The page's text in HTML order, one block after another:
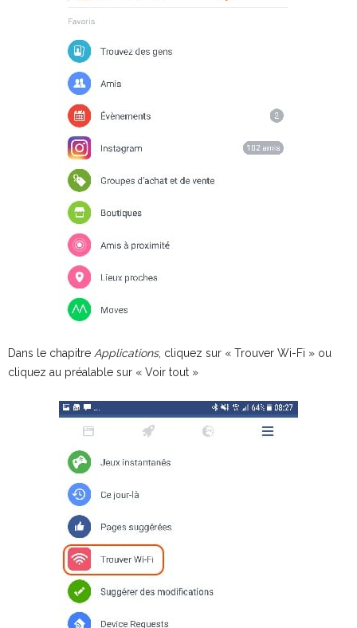
Dans le chapitre Applications, cliquez sur « Trouver Wi-Fi » ou
cliquez au préalable sur « Voir tout »